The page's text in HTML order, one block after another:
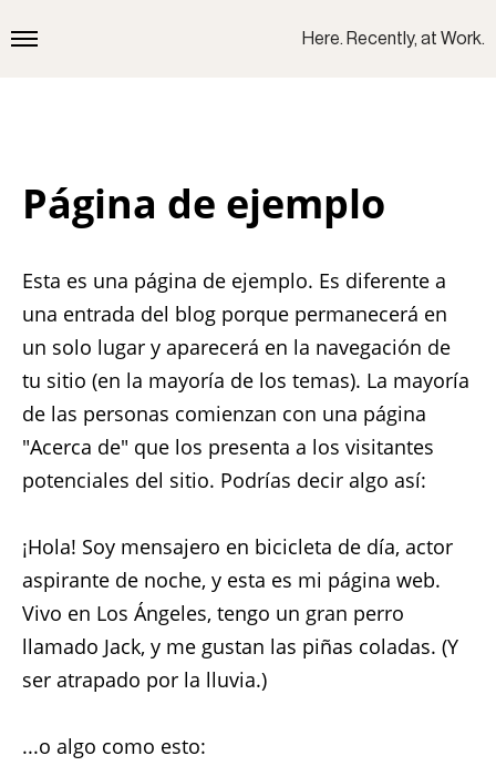
Here. Recently, at Work.
Página de ejemplo
Esta es una página de ejemplo. Es diferente a
una entrada del blog porque permanecerá en
un solo lugar y aparecerá en la navegación de
tu sitio (en la mayoría de los temas). La mayoría
de las personas comienzan con una página
"Acerca de" que los presenta a los visitantes
potenciales del sitio. Podrías decir algo así:
¡Hola! Soy mensajero en bicicleta de día, actor
aspirante de noche, y esta es mi página web.
Vivo en Los Ángeles, tengo un gran perro
llamado Jack, y me gustan las piñas coladas. (Y
ser atrapado por la lluvia.)
...o algo como esto: